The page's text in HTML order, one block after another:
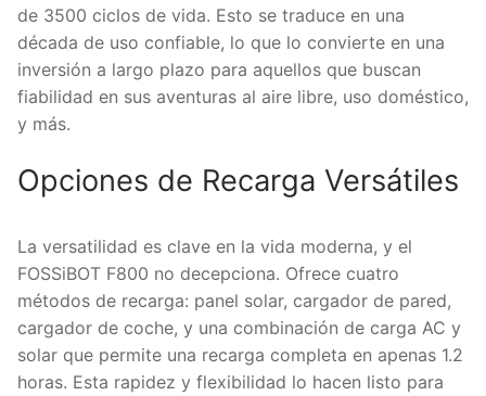
de 3500 ciclos de vida. Esto se traduce en una
década de uso confiable, lo que lo convierte en una
inversión a largo plazo para aquellos que buscan
fiabilidad en sus aventuras al aire libre, uso doméstico,
y más.
Opciones de Recarga Versátiles
La versatilidad es clave en la vida moderna, y el
FOSSiBOT F800 no decepciona. Ofrece cuatro
métodos de recarga: panel solar, cargador de pared,
cargador de coche, y una combinación de carga AC y
solar que permite una recarga completa en apenas 1.2
horas. Esta rapidez y flexibilidad lo hacen listo para